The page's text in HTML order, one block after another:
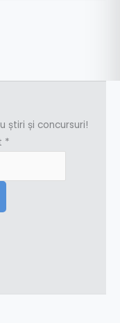
știri și concursuri!
*